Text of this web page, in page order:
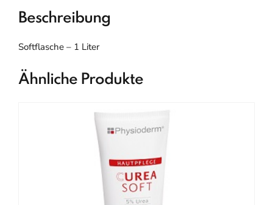
Beschreibung
Softflasche – 1 Liter
Ähnliche Produkte